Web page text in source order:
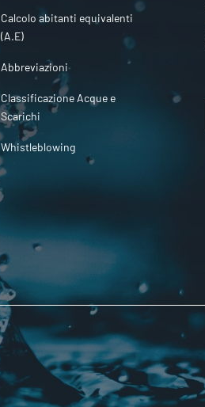
Calcolo abitanti equivalenti
(A.E)
Abbreviazioni
Classificazione Acque e
Scarichi
Whistleblowing